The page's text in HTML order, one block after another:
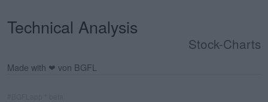
Technical Analysis
Stock-Charts
Made with ❤ von BGFL